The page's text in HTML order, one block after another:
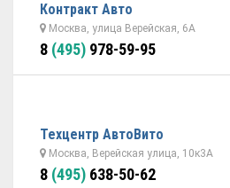
Контракт Авто
Москва, улица Верейская, 6А
8 (495) 978-59-95
Техцентр АвтоВито
Москва, Верейская улица, 10к3А
8 (495) 638-50-62